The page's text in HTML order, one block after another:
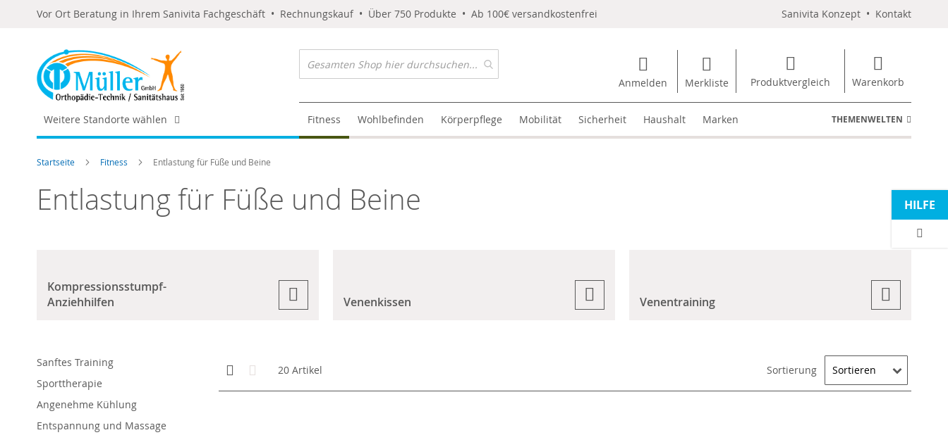
Vor Ort Beratung in Ihrem Sanivita Fachgeschäft • Rechnungskauf • Über 750 Produkte • Ab 100€ versandkostenfrei Sanivita Konzept • Kontakt
Anmelden Merkliste Produktvergleich Warenkorb
Weitere Standorte wählen Fitness Wohlbefinden Körperpflege Mobilität Sicherheit Haushalt Marken THEMENWELTEN
Startseite Fitness Entlastung für Füße und Beine
Entlastung für Füße und Beine
Kompressionsstumpf-
Anziehhilfen
Venenkissen Venentraining
Anzeigen
als
Kachelansicht
20 Artikel Sortierung
Sanftes Training
Sporttherapie
Angenehme Kühlung
Entspannung und Massage
HILFE